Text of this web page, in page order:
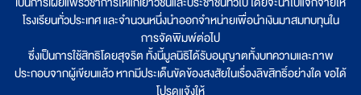
โรงเรียนทั่วประเทศ และจำนวนหนึ่งนำออกจำหน่ายเพื่อนำเงินมาสมทบทุนใน
การจัดพิมพ์ต่อไป
ซึ่งเป็นการใช้สิทธิโดยสุจริต ทั้งนี้มูลนิธิได้รับอนุญาตทั้งบทความและภาพ
ประกอบจากผู้เขียนแล้ว หากมีประเด็นขัดข้องสงสัยในเรื่องลิขสิทธิ์อย่างใด ขอได้
โปรดแจ้งให้